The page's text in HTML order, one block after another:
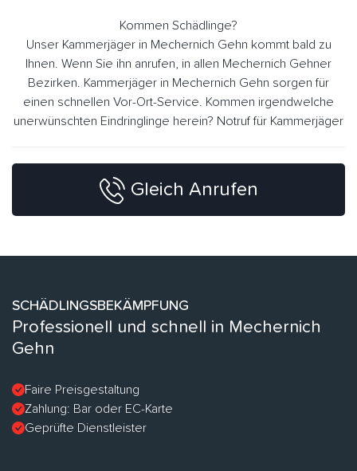
Kommen Schädlinge?
Unser Kammerjäger in Mechernich Gehn kommt bald zu
Ihnen. Wenn Sie ihn anrufen, in allen Mechernich Gehner
Bezirken. Kammerjäger in Mechernich Gehn sorgen für
einen schnellen Vor-Ort-Service. Kommen irgendwelche
unerwünschten Eindringlinge herein? Notruf für Kammerjäger
Gleich Anrufen
SCHÄDLINGSBEKÄMPFUNG
Professionell und schnell in Mechernich
Gehn
Faire Preisgestaltung
Zahlung: Bar oder EC-Karte
Geprüfte Dienstleister